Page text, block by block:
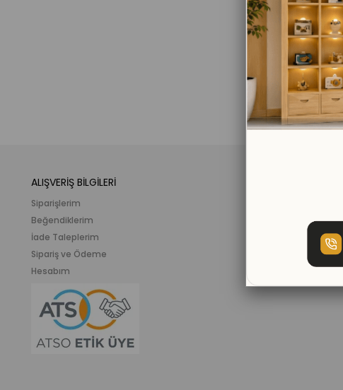
ALIŞVERİŞ BİLGİLERİ
Siparişlerim
Beğendiklerim
İade Taleplerim
Sipariş ve Ödeme
Hesabım
Meslek ve İlgi Köşeleri
Eğitici Plastik Oyuncak